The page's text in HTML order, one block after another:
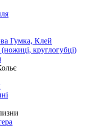
Гумка, Клей
круглогубці)